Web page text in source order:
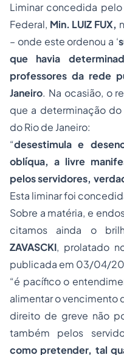
Liminar concedida
Federal, Min. LUIZ FUX,
– onde este ordenou a ‘
que havia
professores da rede
Janeiro. Na ocasião, o
que a determinação do
do Rio de Janeiro:
“desestimula e
oblíqua, a livre
pelos servidores,
Esta liminar foi
Sobre a matéria, e
citamos ainda o
ZAVASCKI, prolatado
publicada em 03/04/
“é pacífico o
alimentar o vencimento
direito de greve não
também pelos
como pretender, tal